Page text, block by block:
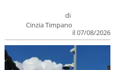
di
Cinzia Timpano
il 07/08/2026